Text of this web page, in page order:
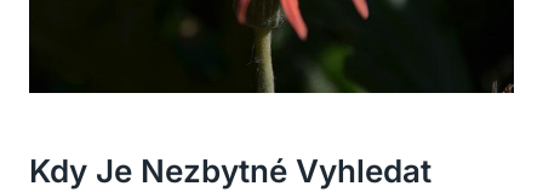
Kdy Je Nezbytné Vyhledat